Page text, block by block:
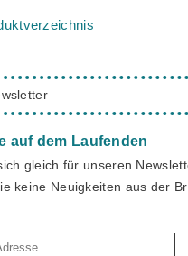
auf dem Laufenden
gleich für unseren
keine Neuigkeiten aus der